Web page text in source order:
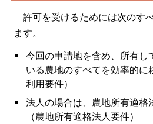
許可を受けるためには次のす
ます。
今回の申請地を含め、所有し
いる農地のすべてを効率的
利用要件）
法人の場合は、農地所有適格
（農地所有適格法人要件）